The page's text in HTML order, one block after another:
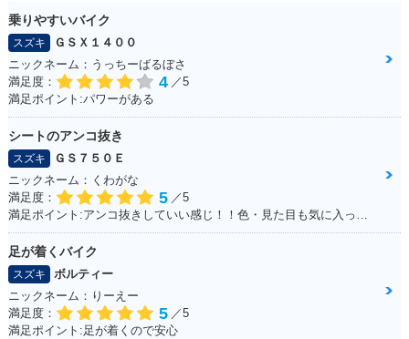
乗りやすいバイク
スズキ
ＧＳＸ１４００
ニックネーム：うっちーばるぼさ
満足度：
4 ／5
満足ポイント:パワーがある
シートのアンコ抜き
スズキ
ＧＳ７５０Ｅ
ニックネーム：くわがな
満足度：
5 ／5
満足ポイント:アンコ抜きしていい感じ！！色・見た目も気に入っています！！！
足が着くバイク
スズキ
ボルティー
ニックネーム：りーえー
満足度：
5 ／5
満足ポイント:足が着くので安心